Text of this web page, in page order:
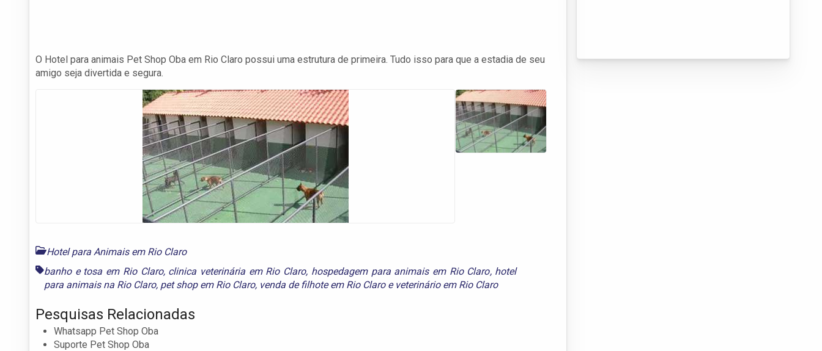
O Hotel para animais Pet Shop Oba em Rio Claro possui uma estrutura de primeira. Tudo isso para que a estadia de seu
amigo seja divertida e segura.
Hotel para Animais em Rio Claro
banho e tosa em Rio Claro, clinica veterinária em Rio Claro, hospedagem para animais em Rio Claro, hotel
para animais na Rio Claro, pet shop em Rio Claro, venda de filhote em Rio Claroe veterinário em Rio Claro
Pesquisas Relacionadas
Whatsapp Pet Shop Oba
Suporte Pet Shop Oba